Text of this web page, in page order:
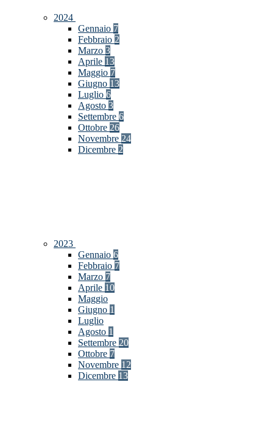
2024
Gennaio 7
Febbraio 2
Marzo 3
Aprile 13
Maggio 7
Giugno 13
Luglio 6
Agosto 3
Settembre 6
Ottobre 26
Novembre 24
Dicembre 2
2023
Gennaio 6
Febbraio 7
Marzo 7
Aprile 10
Maggio
Giugno 1
Luglio
Agosto 1
Settembre 20
Ottobre 7
Novembre 12
Dicembre 13